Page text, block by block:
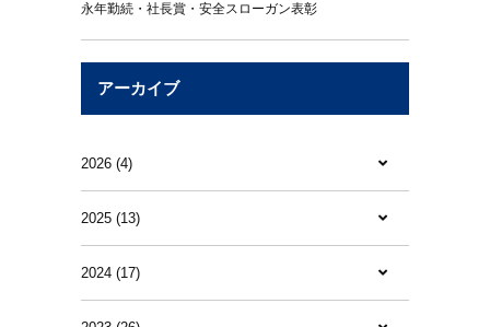
永年勤続・社長賞・安全スローガン表彰
アーカイブ
2026 (4)
2025 (13)
2024 (17)